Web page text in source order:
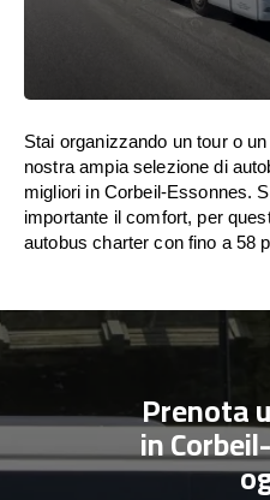
Stai organizzando un tour o
nostra ampia selezione di
migliori in Corbeil-Essonnes.
importante il comfort, per
autobus charter con fino a 58
Prenota
in